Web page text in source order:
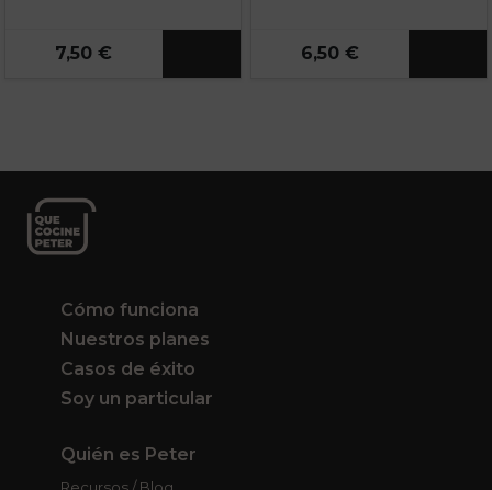
7,50 € 6,50 €
Cómo funciona
Nuestros planes
Casos de éxito
Soy un particular
Quién es Peter